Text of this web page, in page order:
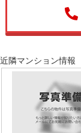
近隣マンション情報